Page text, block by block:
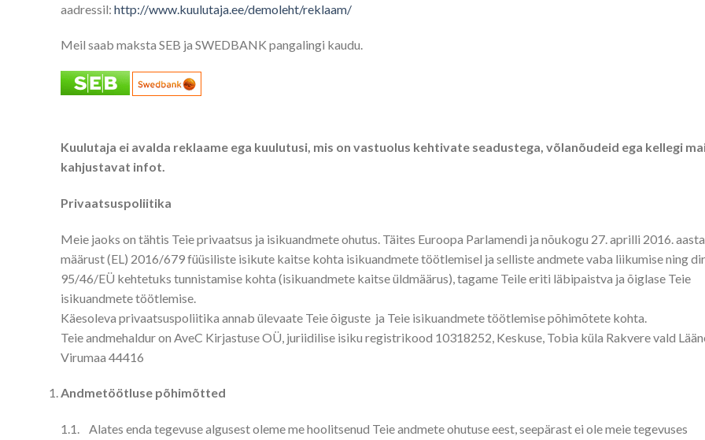
aadressil: http://www.kuulutaja.ee/demoleht/reklaam/
Meil saab maksta SEB ja SWEDBANK pangalingi kaudu.
Kuulutaja ei avalda reklaame ega kuulutusi, mis on vastuolus kehtivate seadustega, võlanõudeid ega kellegi
kahjustavat infot.
Privaatsuspoliitika
Meie jaoks on tähtis Teie privaatsus ja isikuandmete ohutus. Täites Euroopa Parlamendi ja nõukogu 27. aprilli 2016. aasta
määrust (EL) 2016/679 füüsiliste isikute kaitse kohta isikuandmete töötlemisel ja selliste andmete vaba liikumise ning
95/46/EÜ kehtetuks tunnistamise kohta (isikuandmete kaitse üldmäärus), tagame Teile eriti läbipaistva ja õiglase Teie
isikuandmete töötlemise.
Käesoleva privaatsuspoliitika annab ülevaate Teie õiguste ja Teie isikuandmete töötlemise põhimõtete kohta.
Teie andmehaldur on AveC Kirjastuse OÜ, juriidilise isiku registrikood 10318252, Keskuse, Tobia küla Rakvere vald
Virumaa 44416
Andmetöötluse põhimõtted
1.1. Alates enda tegevuse algusest oleme me hoolitsenud Teie andmete ohutuse eest, seepärast ei ole meie tegevuses